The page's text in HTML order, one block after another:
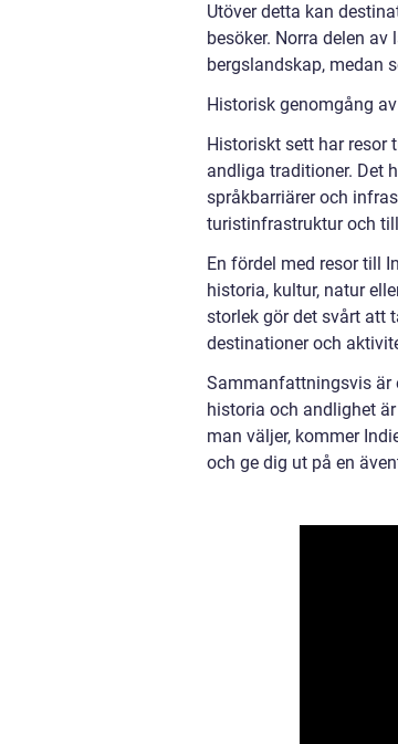
Utöver detta kan
besöker. Norra delen
bergslandskap, medan
Historisk genomgång
Historiskt sett har resor
andliga traditioner. Det
språkbarriärer och
turistinfrastruktur och
En fördel med resor till
historia, kultur, natur
storlek gör det svårt att
destinationer och
Sammanfattningsvis är
historia och andlighet
man väljer, kommer
och ge dig ut på en